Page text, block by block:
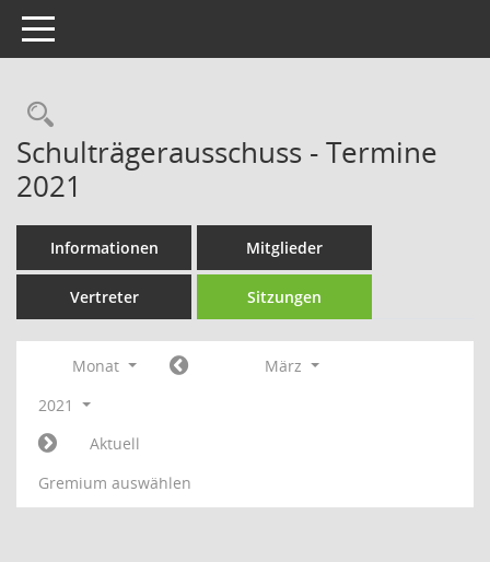
Toggle navigation
Rechercheauswahl
Schulträgerausschuss - Termine
2021
Informationen Mitglieder
Vertreter Sitzungen
Monat
März
2021
Aktuell
Gremium auswählen